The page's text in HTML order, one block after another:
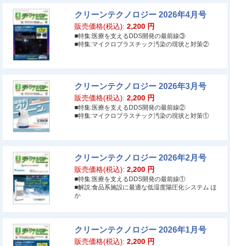
クリーンテクノロジー 2026年4月号
販売価格(税込): 2,200 円
■特集:医療を支えるDDS開発の最前線③
■特集:マイクロプラスチック汚染の現状と対策②
クリーンテクノロジー 2026年3月号
販売価格(税込): 2,200 円
■特集:医療を支えるDDS開発の最前線②
■特集:マイクロプラスチック汚染の現状と対策①
クリーンテクノロジー 2026年2月号
販売価格(税込): 2,200 円
■特集:医療を支えるDDS開発の最前線①
■解説:食品系施設に最適な低湿度陽圧化システム ほ
か
クリーンテクノロジー 2026年1月号
販売価格(税込): 2,200 円